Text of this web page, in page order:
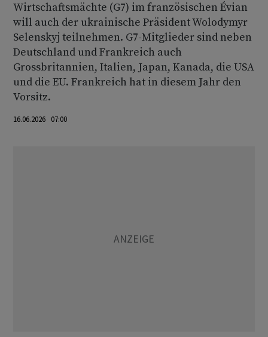
Wirtschaftsmächte (G7) im französischen Évian
will auch der ukrainische Präsident Wolodymyr
Selenskyj teilnehmen. G7-Mitglieder sind neben
Deutschland und Frankreich auch
Grossbritannien, Italien, Japan, Kanada, die USA
und die EU. Frankreich hat in diesem Jahr den
Vorsitz.
16.06.2026 07:00